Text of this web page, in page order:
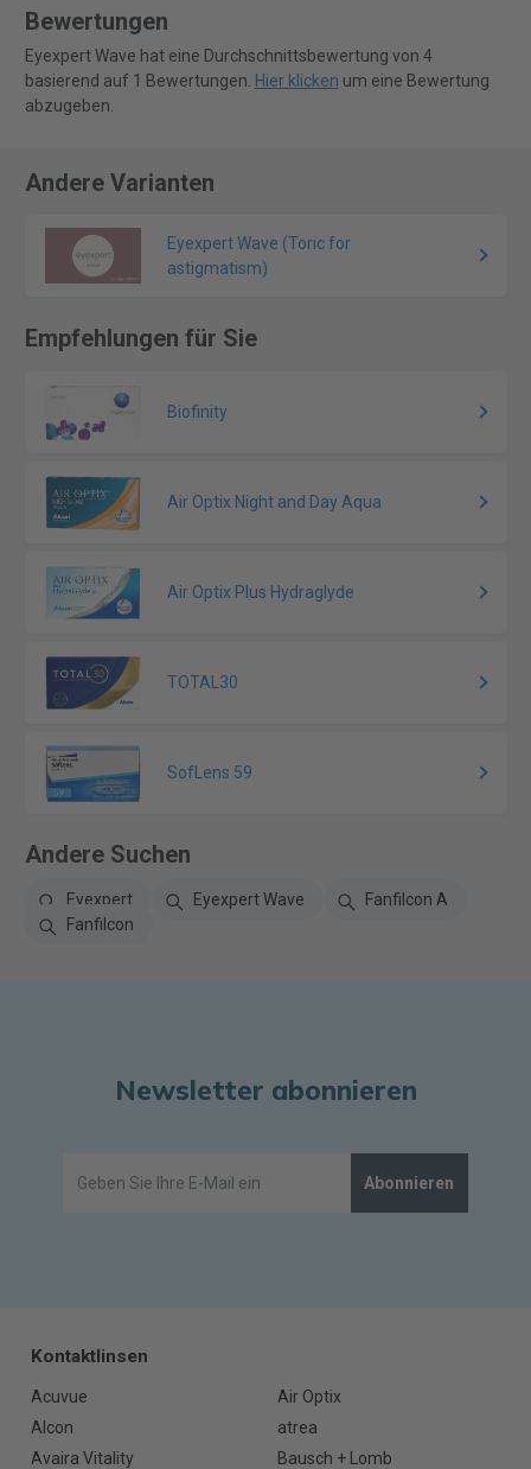
Bewertungen
Eyexpert Wave hat eine Durchschnittsbewertung von 4
basierend auf 1 Bewertungen. Hier klicken um eine Bewertung
abzugeben.
Andere Varianten
Eyexpert Wave (Toric for
astigmatism)
Empfehlungen für Sie
Biofinity
Air Optix Night and Day Aqua
Air Optix Plus Hydraglyde
TOTAL30
SofLens 59
Andere Suchen
Eyexpert Eyexpert Wave
Fanfilcon A
Fanfilcon
Newsletter abonnieren
Abonnieren
Kontaktlinsen
Acuvue
Air Optix
Alcon
atrea
Avaira Vitality
Bausch + Lomb